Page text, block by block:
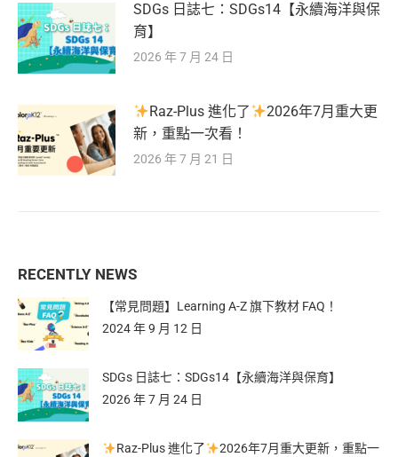
SDGs 日誌七：SDGs14【永續海洋與保
育】
2026 年 7 月 24 日
Raz-Plus 進化了
2026年7月重大更
新，重點一次看！
2026 年 7 月 21 日
RECENTLY NEWS
【常見問題】Learning A-Z 旗下教材 FAQ！
2024 年 9 月 12 日
SDGs 日誌七：SDGs14【永續海洋與保育】
2026 年 7 月 24 日
Raz-Plus 進化了
2026年7月重大更新，重點一